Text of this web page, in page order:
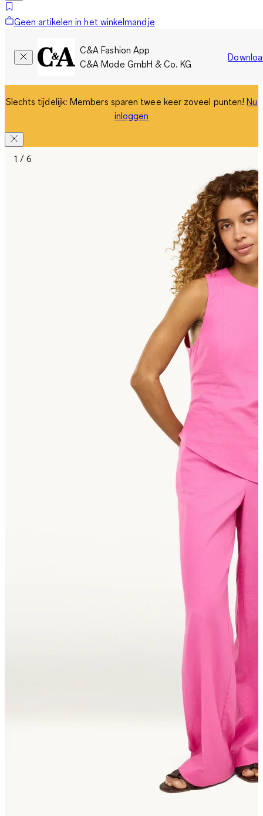
Geen artikelen in het winkelmandje
C&A Fashion App
C&A Mode GmbH & Co. KG
Slechts tijdelijk: Members sparen twee keer zoveel punten!Nu
inloggen
1 / 6